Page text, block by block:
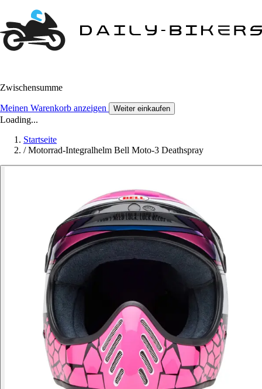
Zwischensumme
Meinen Warenkorb anzeigen Weiter einkaufen
Loading...
Startseite
/ Motorrad-Integralhelm Bell Moto-3 Deathspray